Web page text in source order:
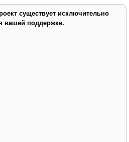
существует исключительно
вашей поддержке.